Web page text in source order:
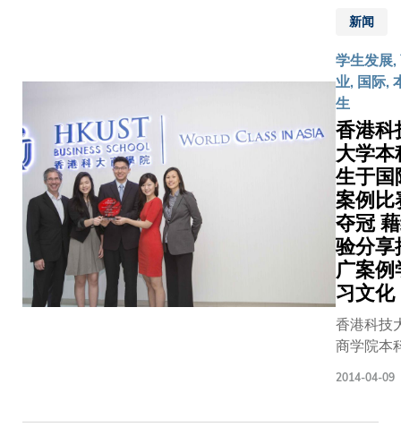
分」，
让学生
以批判
的思
维，反
思他们
的个人
身分如
何被塑
造或被
影响。
大学并
颁发两
项荣誉
奖，分
别由社
会科学
中脱颖
而出，
夺得第
二名。
科大队
伍设计
的双座
轻型运
动飞机
「游
龙」，
于机腹
安装水
翼以缩
时间，
并配以
可折迭
增加地
取得历来
支科大队
分别赢得
事的香港
冠军及季
军，而其
一位同学
膺「最佳
来商业领
袖」。
CIMA（
管理会计
公会）为
球最大管
会计组织
新闻
学生发展,
业, 国际,
生
香港科
大学本
生于国
案例比
夺冠
验分享
广案例
习文化
香港科技
商学院本
2014-04-09